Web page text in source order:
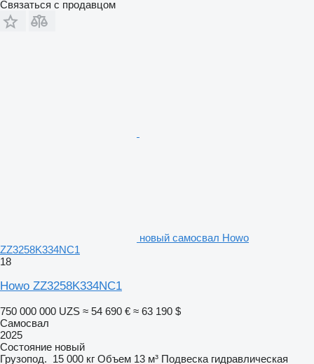
Связаться с продавцом
новый самосвал Howo
ZZ3258K334NC1
18
Howo ZZ3258K334NC1
750 000 000 UZS ≈ 54 690 € ≈ 63 190 $
Самосвал
2025
Состояние новый
Грузопод. 15 000 кг Объем 13 м³ Подвеска гидравлическая